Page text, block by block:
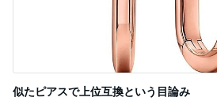
似たピアスで上位互換という目論み